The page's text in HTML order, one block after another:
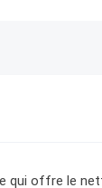
qui offre le